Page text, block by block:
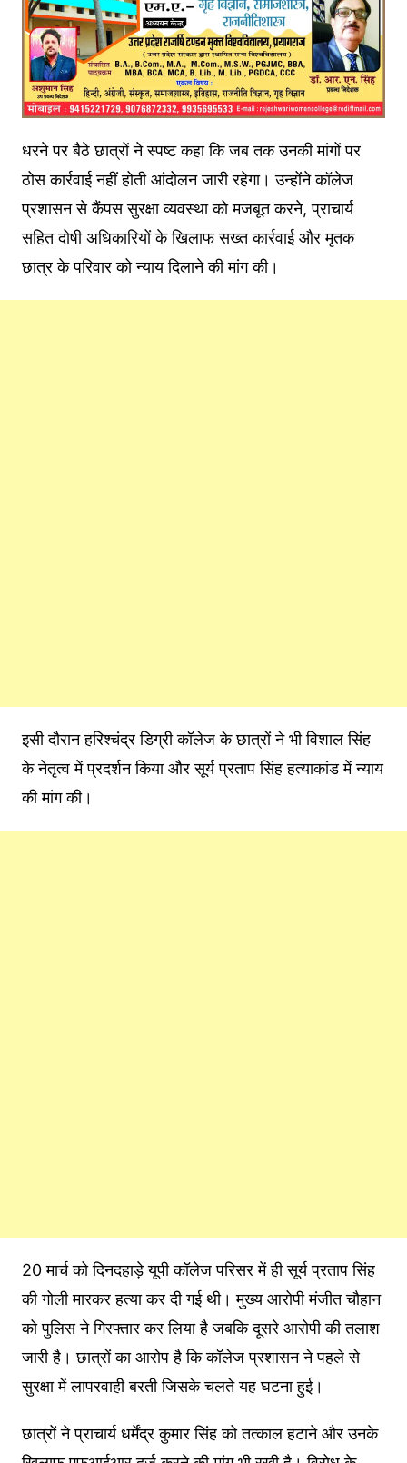
धरने पर बैठे छात्रों ने स्पष्ट कहा कि जब तक उनकी मांगों पर
ठोस कार्रवाई नहीं होती आंदोलन जारी रहेगा। उन्होंने कॉलेज
प्रशासन से कैंपस सुरक्षा व्यवस्था को मजबूत करने, प्राचार्य
सहित दोषी अधिकारियों के खिलाफ सख्त कार्रवाई और मृतक
छात्र के परिवार को न्याय दिलाने की मांग की।
इसी दौरान हरिश्चंद्र डिग्री कॉलेज के छात्रों ने भी विशाल सिंह
के नेतृत्व में प्रदर्शन किया और सूर्य प्रताप सिंह हत्याकांड में न्याय
की मांग की।
20 मार्च को दिनदहाड़े यूपी कॉलेज परिसर में ही सूर्य प्रताप सिंह
की गोली मारकर हत्या कर दी गई थी। मुख्य आरोपी मंजीत चौहान
को पुलिस ने गिरफ्तार कर लिया है जबकि दूसरे आरोपी की तलाश
जारी है। छात्रों का आरोप है कि कॉलेज प्रशासन ने पहले से
सुरक्षा में लापरवाही बरती जिसके चलते यह घटना हुई।
छात्रों ने प्राचार्य धर्मेंद्र कुमार सिंह को तत्काल हटाने और उनके